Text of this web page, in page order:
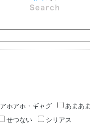
アホアホ・ギャグ あまあま
せつない
シリアス